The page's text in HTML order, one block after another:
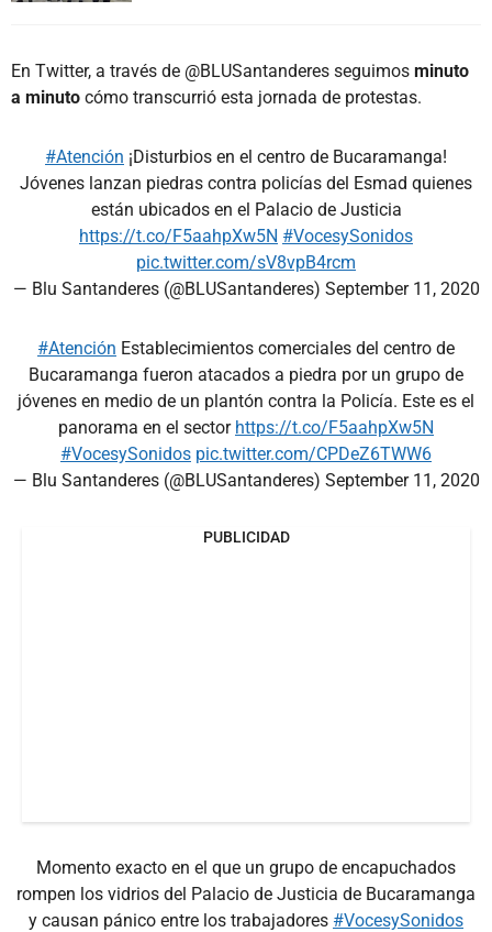
En Twitter, a través de @BLUSantanderes seguimos minuto
a minuto cómo transcurrió esta jornada de protestas.
#Atención ¡Disturbios en el centro de Bucaramanga!
Jóvenes lanzan piedras contra policías del Esmad quienes
están ubicados en el Palacio de Justicia
https://t.co/F5aahpXw5N #VocesySonidos
pic.twitter.com/sV8vpB4rcm
— Blu Santanderes (@BLUSantanderes) September 11, 2020
#Atención Establecimientos comerciales del centro de
Bucaramanga fueron atacados a piedra por un grupo de
jóvenes en medio de un plantón contra la Policía. Este es el
panorama en el sector https://t.co/F5aahpXw5N
#VocesySonidos pic.twitter.com/CPDeZ6TWW6
— Blu Santanderes (@BLUSantanderes) September 11, 2020
PUBLICIDAD
Momento exacto en el que un grupo de encapuchados
rompen los vidrios del Palacio de Justicia de Bucaramanga
y causan pánico entre los trabajadores #VocesySonidos